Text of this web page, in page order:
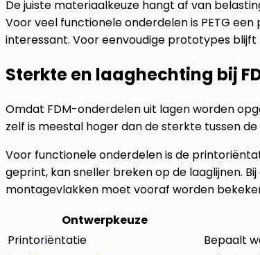
De juiste materiaalkeuze hangt af van
Voor veel functionele onderdelen is PETG
interessant. Voor eenvoudige prototypes
Sterkte en laaghechting bij
Omdat FDM-onderdelen uit lagen worden
zelf is meestal hoger dan de sterkte tussen
Voor functionele onderdelen is de
geprint, kan sneller breken op de laaglijnen.
montagevlakken moet vooraf worden
Ontwerpkeuze
Printoriëntatie
Bepaalt